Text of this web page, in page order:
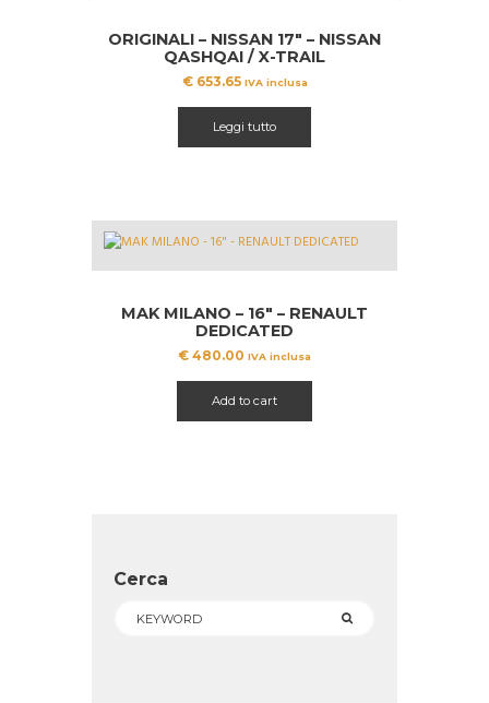
ORIGINALI – NISSAN 17″ – NISSAN
QASHQAI / X-TRAIL
€653.65 IVA inclusa
Leggi tutto
MAK MILANO – 16″ – RENAULT
DEDICATED
€ 480.00 IVA inclusa
Add to cart
Cerca